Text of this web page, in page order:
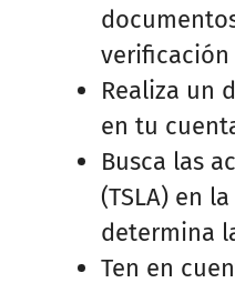
Realiza un
en tu
Busca las
(TSLA) en
determina
Ten en